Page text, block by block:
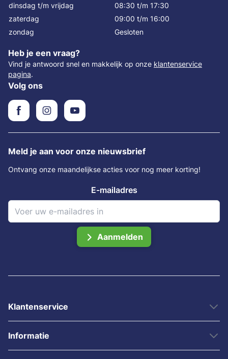
dinsdag t/m vrijdag
08:30 t/m 17:30
zaterdag
09:00 t/m 16:00
zondag
Gesloten
Heb je een vraag?
Vind je antwoord snel en makkelijk op onze klantenservice
pagina.
Volg ons
Meld je aan voor onze nieuwsbrief
Ontvang onze maandelijkse acties voor nog meer korting!
E-mailadres
Aanmelden
Klantenservice
Informatie